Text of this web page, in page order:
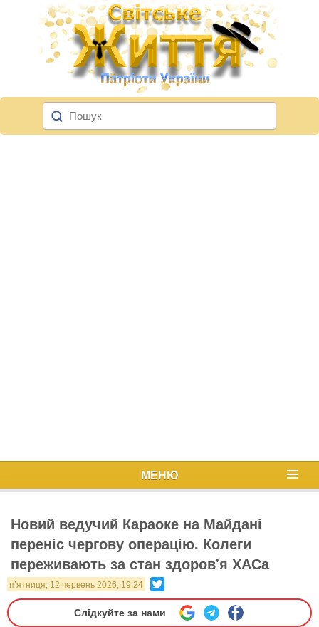
МЕНЮ
Новий ведучий Караоке на Майдані
переніс чергову операцію. Колеги
переживають за стан здоров'я ХАСа
п’ятниця, 12 червень 2026, 19:24
Слідкуйте за нами